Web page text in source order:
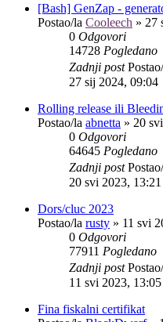
[Bash] GenZap -
Postao/la Cooleech » 27
0 Odgovori
14728 Pogledano
Zadnji post
27 sij 2024, 09:04
Rolling release ili
Postao/la abnetta » 20
0 Odgovori
64645 Pogledano
Zadnji post
20 svi 2023, 13:21
Dors/cluc 2023
Postao/la rusty » 11 svi
0 Odgovori
77911 Pogledano
Zadnji post
11 svi 2023, 13:05
Fina fiskalni certifikat